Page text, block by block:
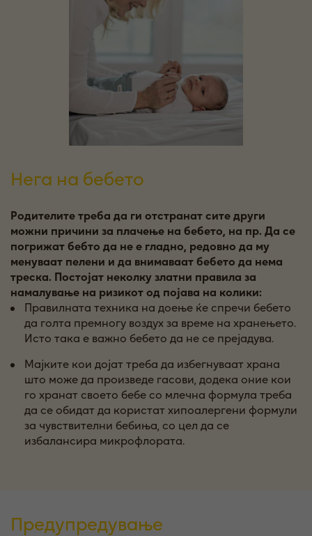
Нега на бебето
Родителите треба да ги отстранат сите други
можни причини за плачење на бебето, на пр. Да се
погрижат бебто да не е гладно, редовно да му
менуваат пелени и да внимаваат бебето да нема
треска. Постојат неколку златни правила за
намалување на ризикот од појава на колики:
Правилната техника на доење ќе спречи бебето
да голта премногу воздух за време на хранењето.
Исто така е важно бебето да не се прејадува.
Мајките кои дојат треба да избегнуваат храна
што може да произведе гасови, додека оние кои
го хранат своето бебе со млечна формула треба
да се обидат да користат хипоалергени формули
за чувствителни бебиња, со цел да се
избалансира микрофлората.
Предупредување